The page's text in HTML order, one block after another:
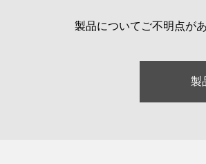
製品についてご不明点が
製